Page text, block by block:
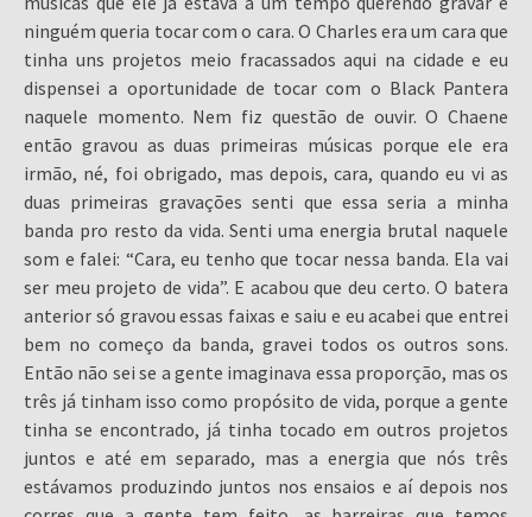
ninguém queria tocar com o cara. O Charles era um cara que
tinha uns projetos meio fracassados aqui na cidade e eu
dispensei a oportunidade de tocar com o Black Pantera
naquele momento. Nem fiz questão de ouvir. O Chaene
então gravou as duas primeiras músicas porque ele era
irmão, né, foi obrigado, mas depois, cara, quando eu vi as
duas primeiras gravações senti que essa seria a minha
banda pro resto da vida. Senti uma energia brutal naquele
som e falei: “Cara, eu tenho que tocar nessa banda. Ela vai
ser meu projeto de vida”. E acabou que deu certo. O batera
anterior só gravou essas faixas e saiu e eu acabei que entrei
bem no começo da banda, gravei todos os outros sons.
Então não sei se a gente imaginava essa proporção, mas os
três já tinham isso como propósito de vida, porque a gente
tinha se encontrado, já tinha tocado em outros projetos
juntos e até em separado, mas a energia que nós três
estávamos produzindo juntos nos ensaios e aí depois nos